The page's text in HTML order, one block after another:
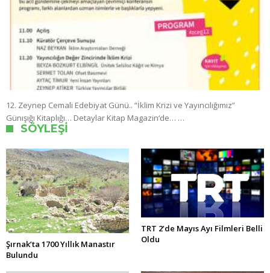
12. Zeynep Cemali Edebiyat Günü.. “İklim Krizi ve Yayıncılığımız”
Günışığı Kitaplığı… Detaylar Kitap Magazin‘de… …
SÖYLEŞI
Şırnak’ta 1700 Yıllık Manastır
Bulundu
TRT 2’de Mayıs Ayı Filmleri Belli
Oldu